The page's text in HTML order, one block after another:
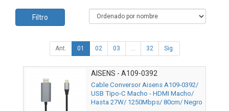
Filtro
Ant. 01 02 03 ... 32 Sig.
AISENS - A109-0392
Cable Conversor Aisens A109-0392/
USB Tipo-C Macho - HDMI Macho/
Hasta 27W/ 1250Mbps/ 80cm/ Negro